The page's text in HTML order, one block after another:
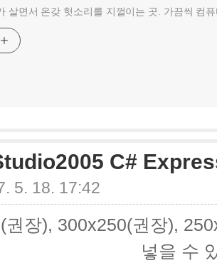
살면서 온갖 헛소리를 지껄이는 곳. 가끔씩 컴
C#
5. 18. 17:42
권장), 300x250(권장),
넣을 수